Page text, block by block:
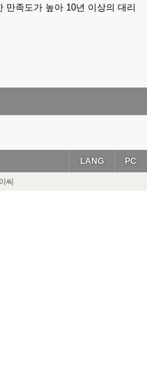
만족도가 높아 10년 이상의 대리
PC
LANG
씨